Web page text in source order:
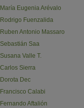
María Eugenia Arévalo
Rodrigo Fuenzalida
Ruben Antonio Massaro
Sebastián Saa
Susana Valle T.
Carlos Sierra
Dorota Dec
Francisco Calabi
Fernando Aftalión